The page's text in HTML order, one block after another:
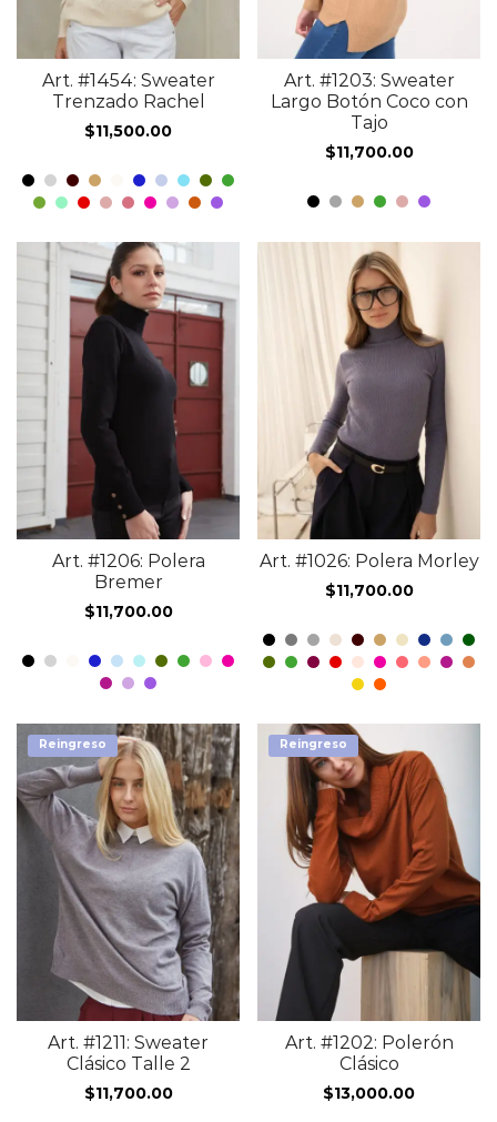
Art. #1454: Sweater
Trenzado Rachel
$11,500.00
Art. #1203: Sweater
Largo Botón Coco con
Tajo
$11,700.00
Art. #1206: Polera
Bremer
$11,700.00
Art. #1026: Polera Morley
$11,700.00
Reingreso
Art. #1211: Sweater
Clásico Talle 2
$11,700.00
Reingreso
Art. #1202: Polerón
Clásico
$13,000.00